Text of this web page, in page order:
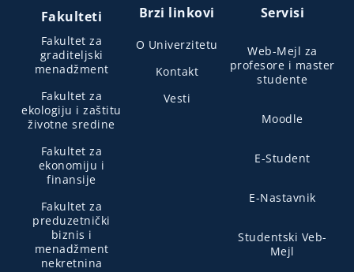
Fakulteti
Fakultet za
graditeljski
menadžment
Fakultet za
ekologiju i zaštitu
životne sredine
Fakultet za
ekonomiju i
finansije
Fakultet za
preduzetnički
biznis i
menadžment
nekretnina
Brzi linkovi
O Univerzitetu
Kontakt
Vesti
Servisi
Web-Mejl za
profesore i master
studente
Moodle
E-Student
E-Nastavnik
Studentski Veb-
Mejl